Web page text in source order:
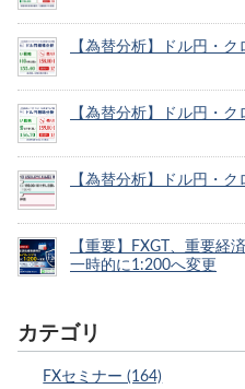
【為替分析】ドル円・ク
【為替分析】ドル円・ク
【為替分析】ドル円・ク
【重要】FXGT、重要経
一時的に1:200へ変更
カテゴリ
FXセミナー (164)